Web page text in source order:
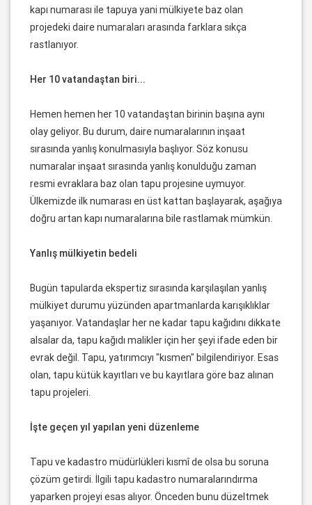
kapı numarası ile tapuya yani mülkiyete baz olan
projedeki daire numaraları arasında farklara sıkça
rastlanıyor.
Her 10 vatandaştan biri...
Hemen hemen her 10 vatandaştan birinin başına aynı
olay geliyor. Bu durum, daire numaralarının inşaat
sırasında yanlış konulmasıyla başlıyor. Söz konusu
numaralar inşaat sırasında yanlış konulduğu zaman
resmi evraklara baz olan tapu projesine uymuyor.
Ülkemizde ilk numarası en üst kattan başlayarak, aşağıya
doğru artan kapı numaralarına bile rastlamak mümkün.
Yanlış mülkiyetin bedeli
Bugün tapularda ekspertiz sırasında karşılaşılan yanlış
mülkiyet durumu yüzünden apartmanlarda karışıklıklar
yaşanıyor. Vatandaşlar her ne kadar tapu kağıdını dikkate
alsalar da, tapu kağıdı malikler için her şeyi ifade eden bir
evrak değil. Tapu, yatırımcıyı "kısmen" bilgilendiriyor. Esas
olan, tapu kütük kayıtları ve bu kayıtlara göre baz alınan
tapu projeleri.
İşte geçen yıl yapılan yeni düzenleme
Tapu ve kadastro müdürlükleri kısmî de olsa bu soruna
çözüm getirdi. İlgili tapu kadastro numaralarındırma
yaparken projeyi esas alıyor. Önceden bunu düzeltmek